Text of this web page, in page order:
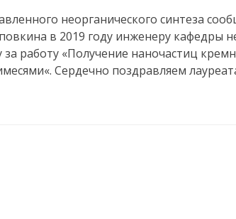
неорганического синтеза
в 2019 году инженеру кафедры
за работу «Получение наночастиц
Сердечно поздравляем